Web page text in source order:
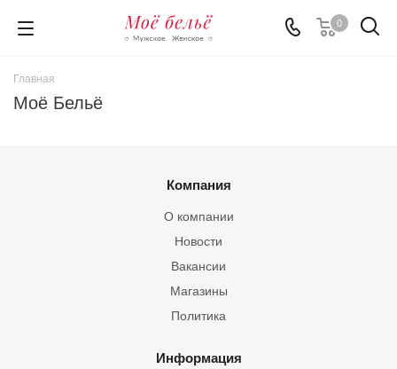
0
Главная
Моё Бельё
Компания
О компании
Новости
Вакансии
Магазины
Политика
Информация